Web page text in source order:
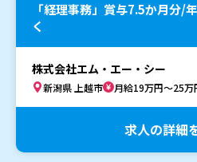
「経理事務」賞与7.5か月分/
く
株式会社エム・エー・シー
新潟県 上越市 月給19万円～25万
求人の詳細